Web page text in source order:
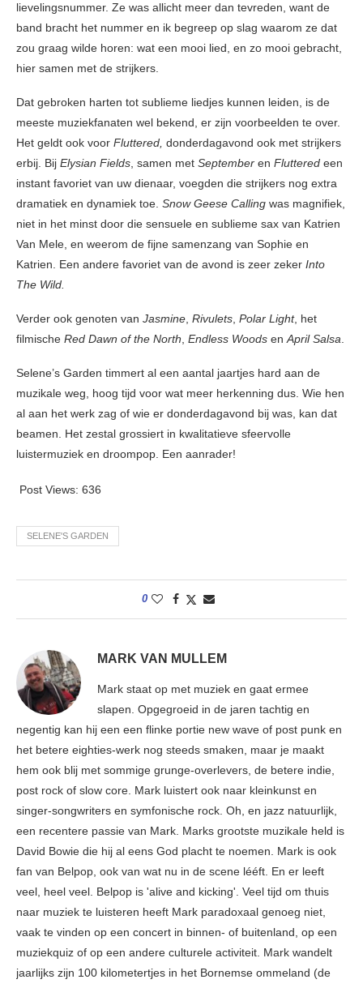
lievelingsnummer. Ze was allicht meer dan tevreden, want de
band bracht het nummer en ik begreep op slag waarom ze dat
zou graag wilde horen: wat een mooi lied, en zo mooi gebracht,
hier samen met de strijkers.
Dat gebroken harten tot sublieme liedjes kunnen leiden, is de
meeste muziekfanaten wel bekend, er zijn voorbeelden te over.
Het geldt ook voor Fluttered, donderdagavond ook met strijkers
erbij. Bij Elysian Fields, samen met September en Fluttered een
instant favoriet van uw dienaar, voegden die strijkers nog extra
dramatiek en dynamiek toe. Snow Geese Calling was magnifiek,
niet in het minst door die sensuele en sublieme sax van Katrien
Van Mele, en weerom de fijne samenzang van Sophie en
Katrien. Een andere favoriet van de avond is zeer zeker Into
The Wild.
Verder ook genoten van Jasmine, Rivulets, Polar Light, het
filmische Red Dawn of the North, Endless Woods enApril Salsa.
Selene’s Garden timmert al een aantal jaartjes hard aan de
muzikale weg, hoog tijd voor wat meer herkenning dus. Wie hen
al aan het werk zag of wie er donderdagavond bij was, kan dat
beamen. Het zestal grossiert in kwalitatieve sfeervolle
luistermuziek en droompop. Een aanrader!
Post Views: 636
SELENE'S GARDEN
0
MARK VAN MULLEM
Mark staat op met muziek en gaat ermee
slapen. Opgegroeid in de jaren tachtig en
negentig kan hij een een flinke portie new wave of post punk en
het betere eighties-werk nog steeds smaken, maar je maakt
hem ook blij met sommige grunge-overlevers, de betere indie,
post rock of slow core. Mark luistert ook naar kleinkunst en
singer-songwriters en symfonische rock. Oh, en jazz natuurlijk,
een recentere passie van Mark. Marks grootste muzikale held is
David Bowie die hij al eens God placht te noemen. Mark is ook
fan van Belpop, ook van wat nu in de scene lééft. En er leeft
veel, heel veel. Belpop is 'alive and kicking'. Veel tijd om thuis
naar muziek te luisteren heeft Mark paradoxaal genoeg niet,
vaak te vinden op een concert in binnen- of buitenland, op een
muziekquiz of op een andere culturele activiteit. Mark wandelt
jaarlijks zijn 100 kilometertjes in het Bornemse ommeland (de